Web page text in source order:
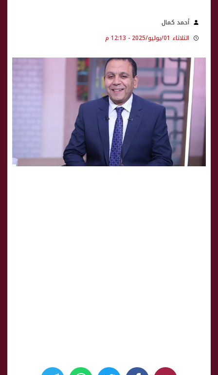
أحمد كمال
الثلاثاء 01/يوليو/2025 - 12:13 م